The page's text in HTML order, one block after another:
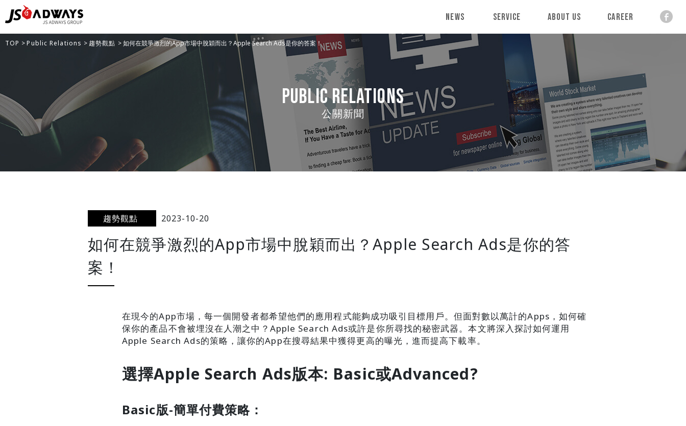
News Service About Us Career
TOP >Public Relations > 趨勢觀點 > 如何在競爭激烈的App市場中脫穎而出？Apple Search Ads是你的答案！
Public Relations
公關新聞
趨勢觀點 2023-10-20
如何在競爭激烈的App市場中脫穎而出？Apple Search Ads是你的答
案！
在現今的App市場，每一個開發者都希望他們的應用程式能夠成功吸引目標用戶。但面對數以萬計的Apps，如何確
保你的產品不會被埋沒在人潮之中？Apple Search Ads或許是你所尋找的秘密武器。本文將深入探討如何運用
Apple Search Ads的策略，讓你的App在搜尋結果中獲得更高的曝光，進而提高下載率。
選擇Apple Search Ads版本: Basic或Advanced?
Basic版-簡單付費策略：